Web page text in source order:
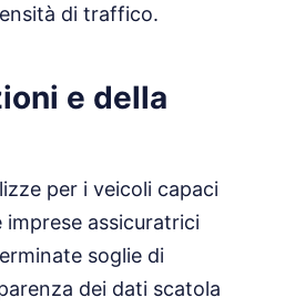
di traffico.
e della
per i veicoli capaci
assicuratrici
soglie di
dei dati scatola